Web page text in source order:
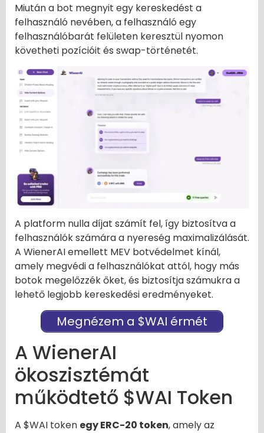
Miután a bot megnyit egy kereskedést a
felhasználó nevében, a felhasználó egy
felhasználóbarát felületen keresztül nyomon
követheti pozícióit és swap-történetét.
A platform nulla díjat számít fel, így biztosítva a
felhasználók számára a nyereség maximalizálását.
A WienerAI emellett MEV botvédelmet kínál,
amely megvédi a felhasználókat attól, hogy más
botok megelőzzék őket, és biztosítja számukra a
lehető legjobb kereskedési eredményeket.
Megnézem a $WAI érmét
A WienerAI
ökoszisztémát
működtető $WAI Token
A $WAI token egy ERC-20 token, amely az